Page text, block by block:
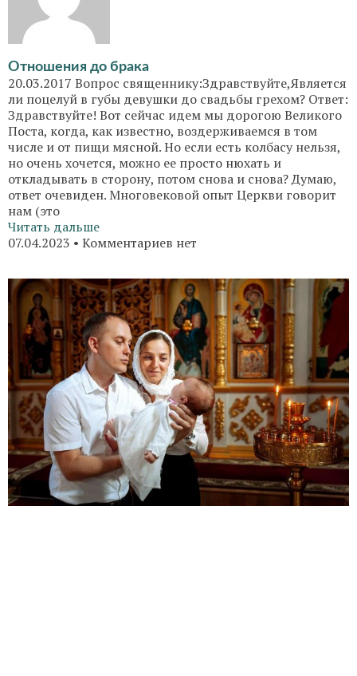
Отношения до брака
20.03.2017 Вопрос священнику:Здравствуйте,Является
ли поцелуй в губы девушки до свадьбы грехом? Ответ:
Здравствуйте! Вот сейчас идем мы дорогою Великого
Поста, когда, как известно, воздерживаемся в том
числе и от пищи мясной. Но если есть колбасу нельзя,
но очень хочется, можно ее просто нюхать и
откладывать в сторону, потом снова и снова? Думаю,
ответ очевиден. Многовековой опыт Церкви говорит
нам (это
Читать дальше
07.04.2023
Комментариев нет